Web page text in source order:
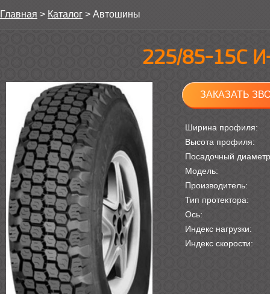
Главная > Каталог > Автошины
225/85-15С
ЗАКАЗАТЬ
Ширина профиля:
Высота профиля:
Посадочный
Модель:
Производитель:
Тип протектора:
Ось:
Индекс нагрузки:
Индекс скорости: